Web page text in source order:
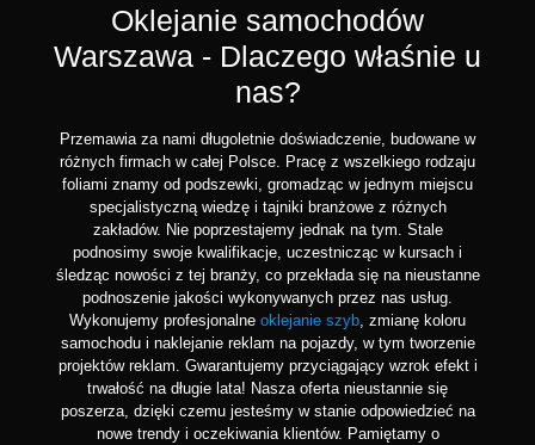
Oklejanie samochodów
Warszawa - Dlaczego właśnie u
nas?
Przemawia za nami długoletnie doświadczenie, budowane w
różnych firmach w całej Polsce. Pracę z wszelkiego rodzaju
foliami znamy od podszewki, gromadząc w jednym miejscu
specjalistyczną wiedzę i tajniki branżowe z różnych
zakładów. Nie poprzestajemy jednak na tym. Stale
podnosimy swoje kwalifikacje, uczestnicząc w kursach i
śledząc nowości z tej branży, co przekłada się na nieustanne
podnoszenie jakości wykonywanych przez nas usług.
Wykonujemy profesjonalne oklejanie szyb , zmianę koloru
samochodu i naklejanie reklam na pojazdy, w tym tworzenie
projektów reklam. Gwarantujemy przyciągający wzrok efekt i
trwałość na długie lata! Nasza oferta nieustannie się
poszerza, dzięki czemu jesteśmy w stanie odpowiedzieć na
nowe trendy i oczekiwania klientów. Pamiętamy o